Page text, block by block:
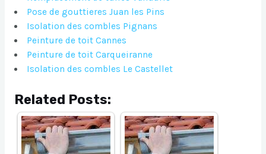
Pose de gouttieres Juan les Pins
Isolation des combles Pignans
Peinture de toit Cannes
Peinture de toit Carqueiranne
Isolation des combles Le Castellet
Related Posts: